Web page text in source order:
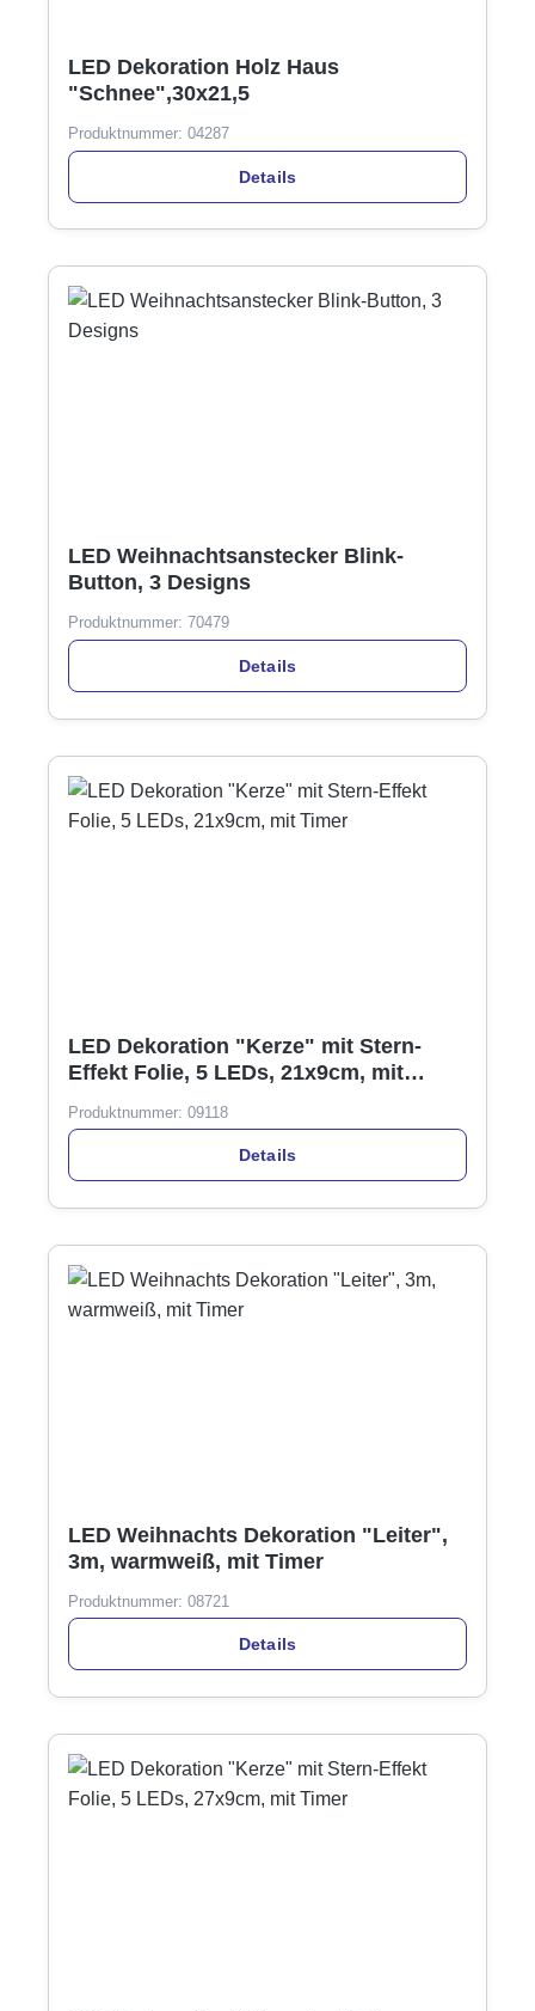
LED Dekoration Holz Haus
"Schnee",30x21,5
Produktnummer: 04287
Details
LED Weihnachtsanstecker Blink-
Button, 3 Designs
Produktnummer: 70479
Details
LED Dekoration "Kerze" mit Stern-
Effekt Folie, 5 LEDs, 21x9cm, mit
Produktnummer: 09118
Details
LED Weihnachts Dekoration "Leiter",
3m, warmweiß, mit Timer
Produktnummer: 08721
Details